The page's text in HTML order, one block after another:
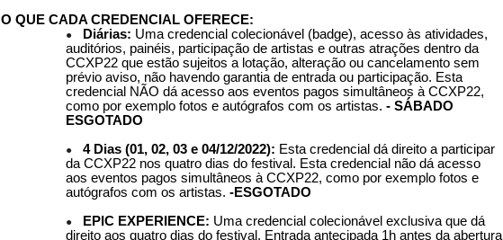
O QUE CADA CREDENCIAL OFERECE:
● Diárias: Uma credencial colecionável (badge), acesso às atividades,
auditórios, painéis, participação de artistas e outras atrações dentro da
CCXP22 que estão sujeitos a lotação, alteração ou cancelamento sem
prévio aviso, não havendo garantia de entrada ou participação. Esta
credencial NÃO dá acesso aos eventos pagos simultâneos à CCXP22,
como por exemplo fotos e autógrafos com os artistas. - SÁBADO
ESGOTADO
● 4 Dias (01, 02, 03 e 04/12/2022): Esta credencial dá direito a participar
da CCXP22 nos quatro dias do festival. Esta credencial não dá acesso
aos eventos pagos simultâneos à CCXP22, como por exemplo fotos e
autógrafos com os artistas. -ESGOTADO
● EPIC EXPERIENCE: Uma credencial colecionável exclusiva que dá
direito aos quatro dias do festival. Entrada antecipada 1h antes da abertura